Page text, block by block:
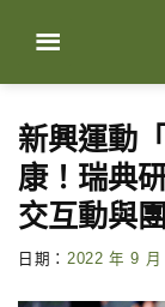
content
新興運動
康！瑞典
交互動與
日期： 2022 年 9 月